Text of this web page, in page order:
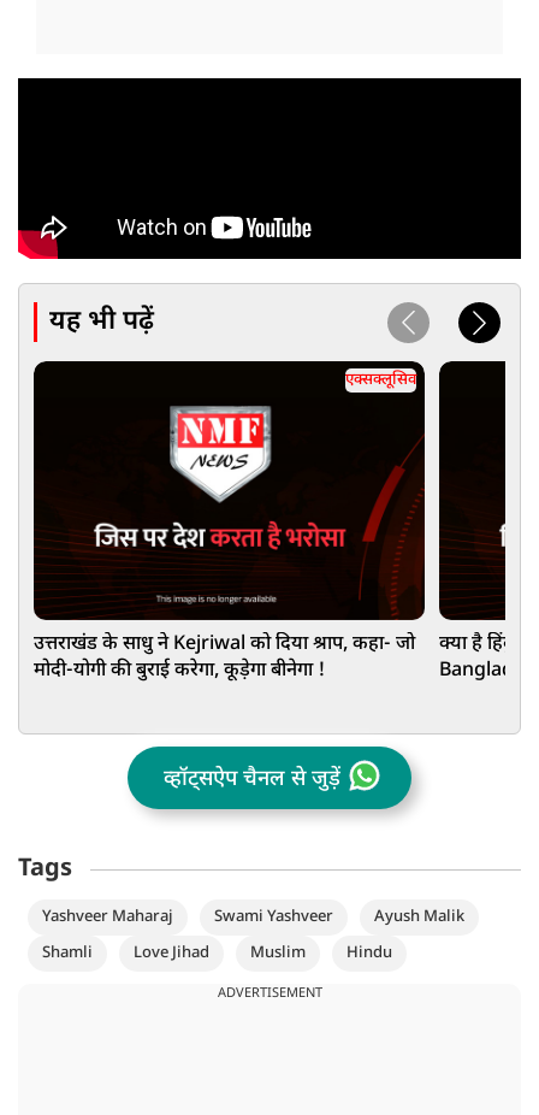
यह भी पढ़ें
एक्सक्लूसिव
उत्तराखंड के साधु ने Kejriwal को दिया श्राप, कहा- जो
मोदी-योगी की बुराई करेगा, कूड़ेगा बीनेगा !
क्या है हिंदुओं
व्हॉट्सऐप चैनल से जुड़ें
Tags
Yashveer Maharaj Swami Yashveer
Ayush Malik
Shamli
Love Jihad Muslim Hindu
ADVERTISEMENT